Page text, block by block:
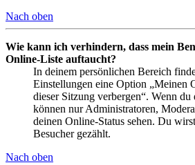
Nach oben
Wie kann ich verhindern, dass mein
Online-Liste auftaucht?
In deinem persönlichen Bereich
Einstellungen eine Option „Meinen
dieser Sitzung verbergen“. Wenn du
können nur Administratoren,
deinen Online-Status sehen. Du
Besucher gezählt.
Nach oben